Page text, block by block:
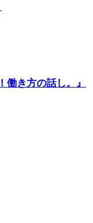
働き方の話し。』